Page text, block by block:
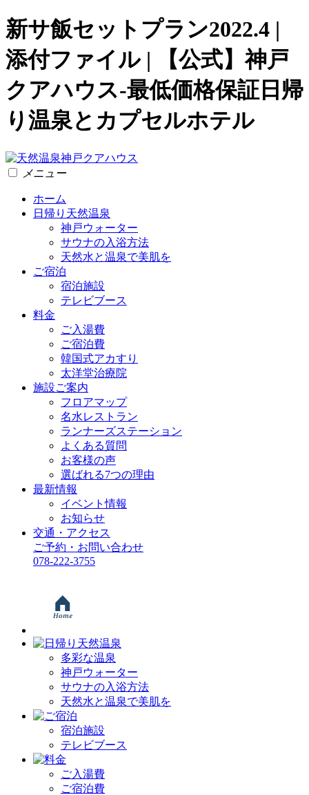
新サ飯セットプラン2022.4 |
添付ファイル | 【公式】神戸
クアハウス-最低価格保証日帰
り温泉とカプセルホテル
メニュー
ホーム
日帰り天然温泉
神戸ウォーター
サウナの入浴方法
天然水と温泉で美肌を
ご宿泊
宿泊施設
テレビブース
料金
ご入湯費
ご宿泊費
韓国式アカすり
太洋堂治療院
施設ご案内
フロアマップ
名水レストラン
ランナーズステーション
よくある質問
お客様の声
選ばれる7つの理由
最新情報
イベント情報
お知らせ
交通・アクセス
ご予約・お問い合わせ
078-222-3755
多彩な温泉
神戸ウォーター
サウナの入浴方法
天然水と温泉で美肌を
宿泊施設
テレビブース
ご入湯費
ご宿泊費